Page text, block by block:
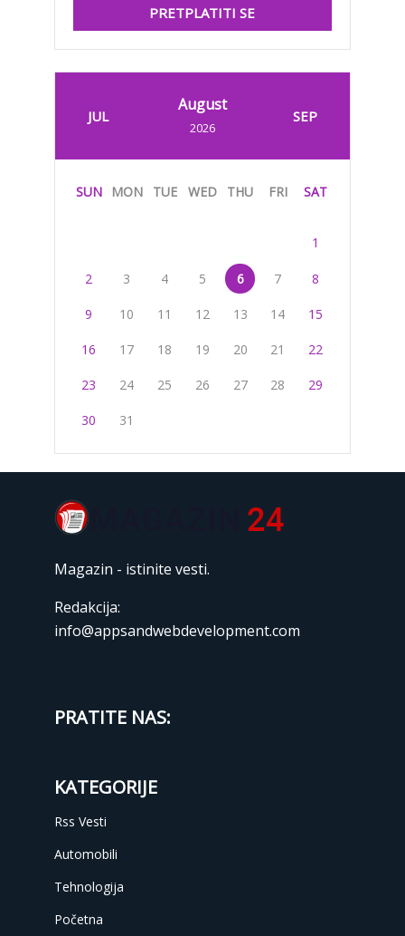
PRETPLATITI SE
JUL
August
2026
SEP
SUN MON TUE WED THU FRI SAT
1
2 3 4 5 6 7 8
9 10 11 12 13 14 15
16 17 18 19 20 21 22
23 24 25 26 27 28 29
30 31
Magazin - istinite vesti.
Redakcija:
info@appsandwebdevelopment.com
PRATITE NAS:
KATEGORIJE
Rss Vesti
Automobili
Tehnologija
Početna